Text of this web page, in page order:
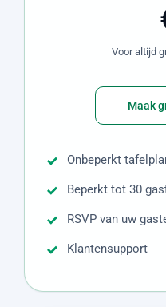
Voor altijd
Maak
Onbeperkt
Beperkt tot 30
RSVP van uw
Klantensupport